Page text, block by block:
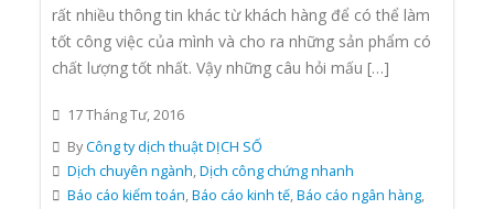
rất nhiều thông tin khác từ khách hàng để có thể làm
tốt công việc của mình và cho ra những sản phẩm có
chất lượng tốt nhất. Vậy những câu hỏi mấu […]
17 Tháng Tư, 2016
ByCông ty dịch thuật DỊCH SỐ
Dịch chuyên ngành,Dịch công chứng nhanh
Báo cáo kiểm toán,Báo cáo kinh tế,Báo cáo ngân hàng,